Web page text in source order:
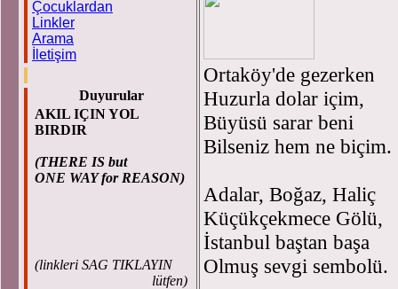
Çocuklardan
Linkler
Arama
İletişim
Duyurular
AKIL IÇIN YOL
BIRDIR
(THERE IS but
ONE WAY for REASON)
(linkleri SAG TIKLAYIN
lütfen)
Ortaköy'de gezerken
Huzurla dolar içim,
Büyüsü sarar beni
Bilseniz hem ne biçim.
Adalar, Boğaz, Haliç
Küçükçekmece Gölü,
İstanbul baştan başa
Olmuş sevgi sembolü.